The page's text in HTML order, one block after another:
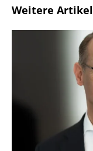
Weitere Artikel